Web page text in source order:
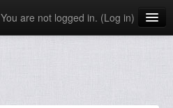
You are not logged in. (Log in)